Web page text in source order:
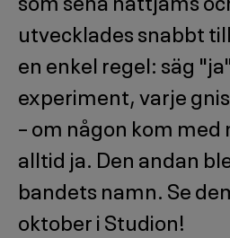
utvecklades snabbt
en enkel regel: säg
experiment, varje
– om någon kom
alltid ja. Den andan
bandets namn. Se
oktober i Studion!